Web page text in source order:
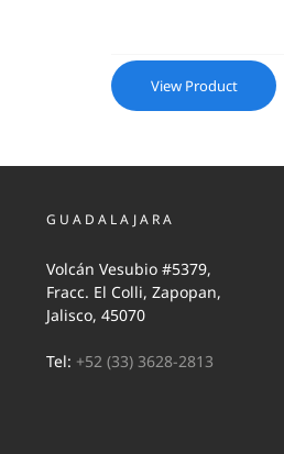
View Product
GUADALAJARA
Volcán Vesubio #5379,
Fracc. El Colli, Zapopan,
Jalisco, 45070
Tel: +52 (33) 3628-2813